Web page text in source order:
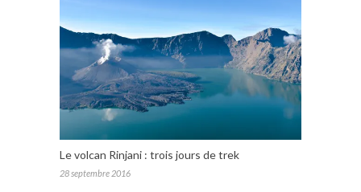
Le volcan Rinjani : trois jours de trek
28 septembre 2016